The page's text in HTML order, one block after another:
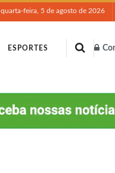
quarta-feira, 5 de agosto de 2026
ESPORTES